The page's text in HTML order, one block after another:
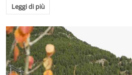
Leggi di più